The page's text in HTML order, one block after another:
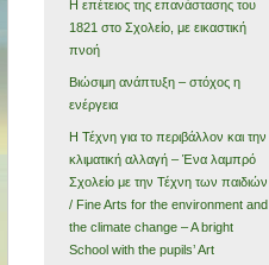
Η επέτειος της επανάστασης του
1821 στο Σχολείο, με εικαστική
πνοή
Βιώσιμη ανάπτυξη – στόχος η
ενέργεια
Η Τέχνη για το περιβάλλον και την
κλιματική αλλαγή – Ένα λαμπρό
Σχολείο με την Τέχνη των παιδιών
/ Fine Arts for the environment and
the climate change – A bright
School with the pupils’ Art